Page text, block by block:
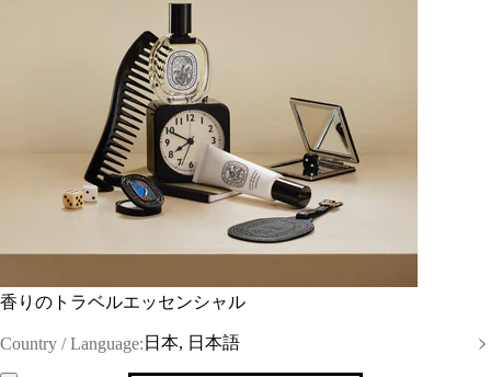
香りのトラベルエッセンシャル
Country / Language: 日本, 日本語